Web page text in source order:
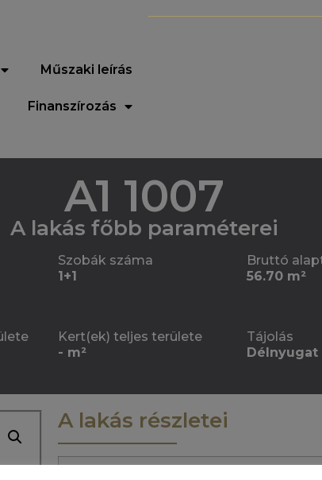
Műszaki leírás
Finanszírozás
A1 1007
A lakás főbb paraméterei
Szobák száma
1+1
Bruttó
56.70 m²
Kert(ek) teljes területe
- m²
Tájolás
Délnyugat
A lakás részletei